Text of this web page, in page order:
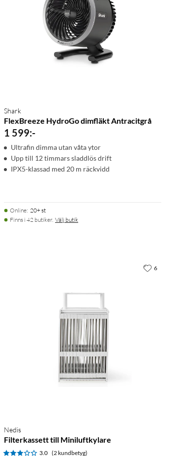
Shark
FlexBreeze HydroGo dimfläkt Antracitgrå
1 599:-
Ultrafin dimma utan våta ytor
Upp till 12 timmars sladdlös drift
IPX5-klassad med 20 m räckvidd
Online: 20+ st
Finns i 42 butiker. Välj butik
Nedis
Filterkassett till Miniluftkylare
3.0 (2 kundbetyg)
6